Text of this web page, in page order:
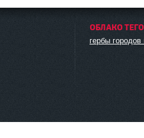
ОБЛАКО
гербы городов